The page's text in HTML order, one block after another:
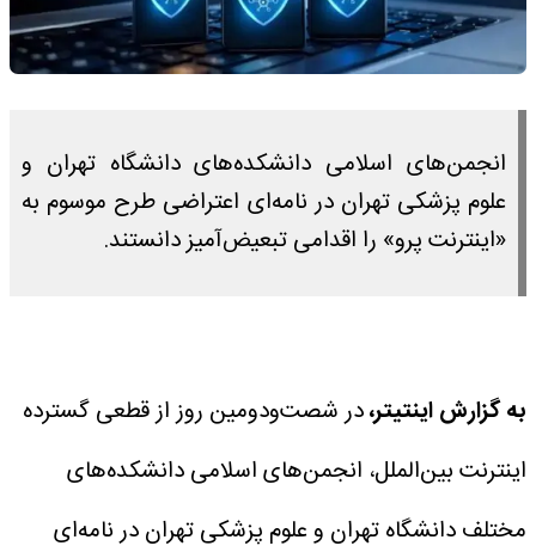
انجمن‌های اسلامی دانشکده‌های دانشگاه تهران و
علوم پزشکی تهران در نامه‌ای اعتراضی طرح موسوم به
«اینترنت پرو» را اقدامی تبعیض‌آمیز دانستند.
به گزارش اینتیتر،در شصت‌ودومین روز از قطعی گسترده
اینترنت بین‌الملل، انجمن‌های اسلامی دانشکده‌های
مختلف دانشگاه تهران و علوم پزشکی تهران در نامه‌ای